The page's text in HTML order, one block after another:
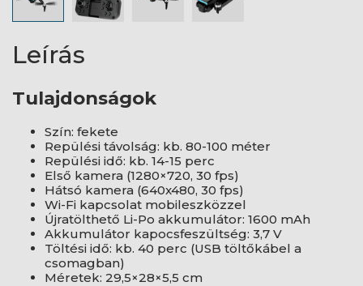
Leírás
Tulajdonságok
Szín: fekete
Repülési távolság: kb. 80-100 méter
Repülési idő: kb. 14-15 perc
Első kamera (1280×720, 30 fps)
Hátsó kamera (640x480, 30 fps)
Wi-Fi kapcsolat mobileszközzel
Újratölthető Li-Po akkumulátor: 1600 mAh
Akkumulátor kapocsfeszültség: 3,7 V
Töltési idő: kb. 40 perc (USB töltőkábel a
csomagban)
Méretek: 29,5×28×5,5 cm